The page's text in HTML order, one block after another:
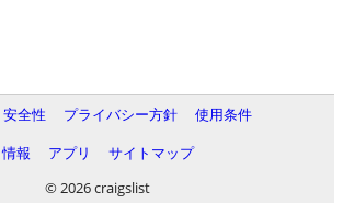
安全性 プライバシー方針
使用条件
情報
アプリ
サイトマップ
© 2026 craigslist